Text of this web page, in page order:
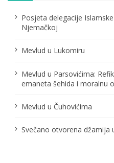
l
n
a
Posjeta delegacije
Njemačkoj
Mevlud u Lukomiru
Mevlud u Parsovićima:
emaneta šehida i moralnu
Mevlud u Čuhovićima
Svečano otvorena džamija